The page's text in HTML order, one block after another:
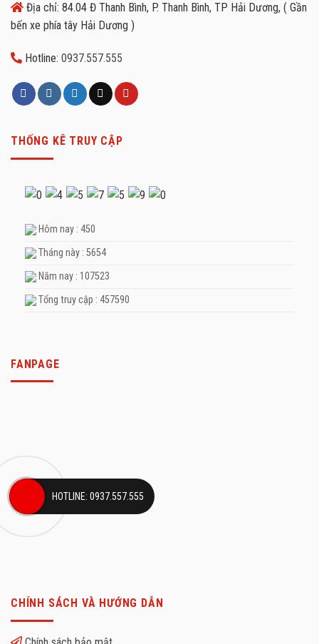
Địa chỉ: 84.04 Đ Thanh Bình, P. Thanh Bình, TP Hải Dương, ( Gần
bến xe phía tây Hải Dương )
Hotline: 0937.557.555
THỐNG KÊ TRUY CẬP
Hôm nay : 450
Tháng này : 5654
Năm nay : 107523
Tổng truy cập : 457590
FANPAGE
CHÍNH SÁCH VÀ HƯỚNG DẪN
HOTLINE: 0937.557.555